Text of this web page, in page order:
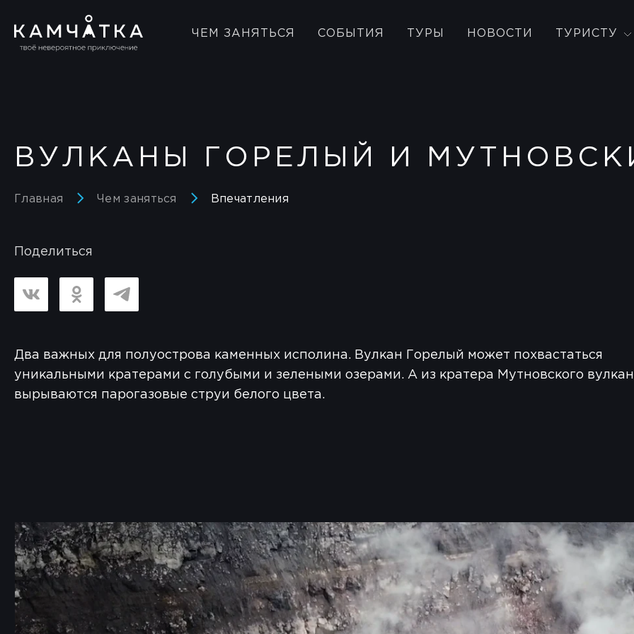
ЧЕМ ЗАНЯТЬСЯ СОБЫТИЯ ТУРЫ НОВОСТИ ТУРИСТУ
ВУЛКАНЫ ГОРЕЛЫЙ И
Главная Чем заняться Впечатления
Поделиться
Два важных для полуострова каменных исполина. Вулкан Горелый может похвастаться
уникальными кратерами с голубыми и зелеными озерами. А из кратера Мутновского
вырываются парогазовые струи белого цвета.